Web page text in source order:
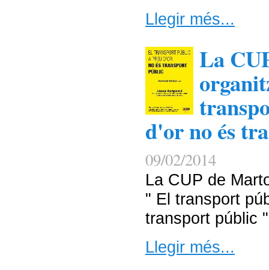
Llegir més...
La
d'or no és
09/02/2014
La CUP de
" El transport
transport públic "
Llegir més...